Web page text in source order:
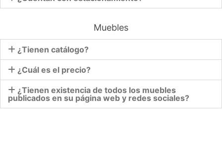
Muebles
¿Tienen catálogo?
¿Cuál es el precio?
¿Tienen existencia de todos los muebles
publicados en su página web y redes sociales?